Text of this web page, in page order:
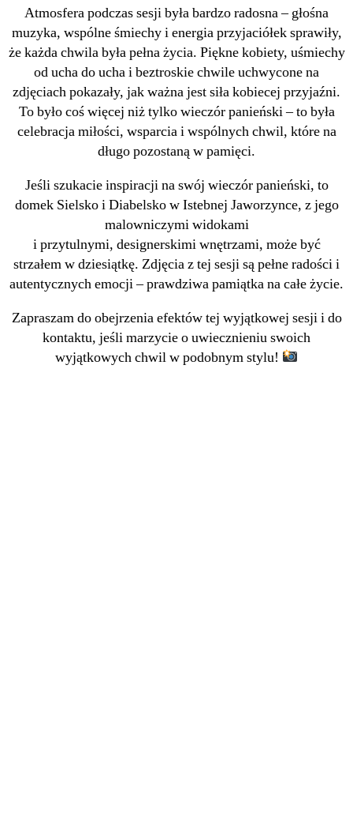
Atmosfera podczas sesji była bardzo radosna – głośna
muzyka, wspólne śmiechy i energia przyjaciółek sprawiły,
że każda chwila była pełna życia. Piękne kobiety, uśmiechy
od ucha do ucha i beztroskie chwile uchwycone na
zdjęciach pokazały, jak ważna jest siła kobiecej przyjaźni.
To było coś więcej niż tylko wieczór panieński – to była
celebracja miłości, wsparcia i wspólnych chwil, które na
długo pozostaną w pamięci.
Jeśli szukacie inspiracji na swój wieczór panieński, to
domek Sielsko i Diabelsko w Istebnej Jaworzynce, z jego
malowniczymi widokami
i przytulnymi, designerskimi wnętrzami, może być
strzałem w dziesiątkę. Zdjęcia z tej sesji są pełne radości i
autentycznych emocji – prawdziwa pamiątka na całe życie.
Zapraszam do obejrzenia efektów tej wyjątkowej sesji i do
kontaktu, jeśli marzycie o uwiecznieniu swoich
wyjątkowych chwil w podobnym stylu!